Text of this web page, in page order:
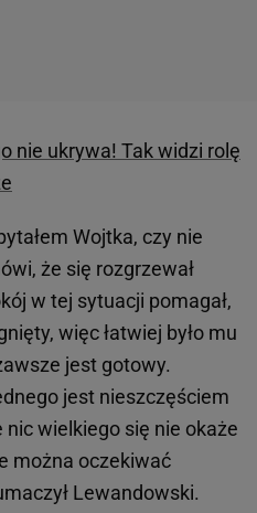
nie ukrywa! Tak widzi rolę
Wojtka, czy nie
że się rozgrzewał
w tej sytuacji pomagał,
więc łatwiej było mu
jest gotowy.
jest nieszczęściem
wielkiego się nie okaże
można oczekiwać
Lewandowski.